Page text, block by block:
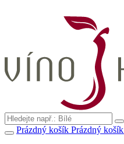
Prázdný košík Prázdný košík